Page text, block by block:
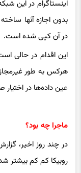
اینستاگرام در این
بدون اجازه آنها
در آن کپی شده است.
این اقدام در حالی است که ماده ۱۲ قانون
هرکس به طور
عین داده‌ها در
ماجرا چه بود؟
در چند روز اخیر،
روبیکا کم کم بیشتر